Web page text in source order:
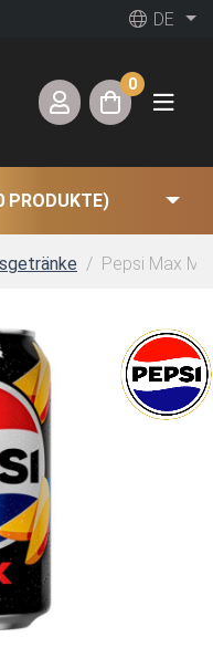
DE
0
PRODUKTE)
Pepsi Max